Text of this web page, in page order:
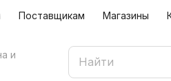
Поставщикам Магазины
и